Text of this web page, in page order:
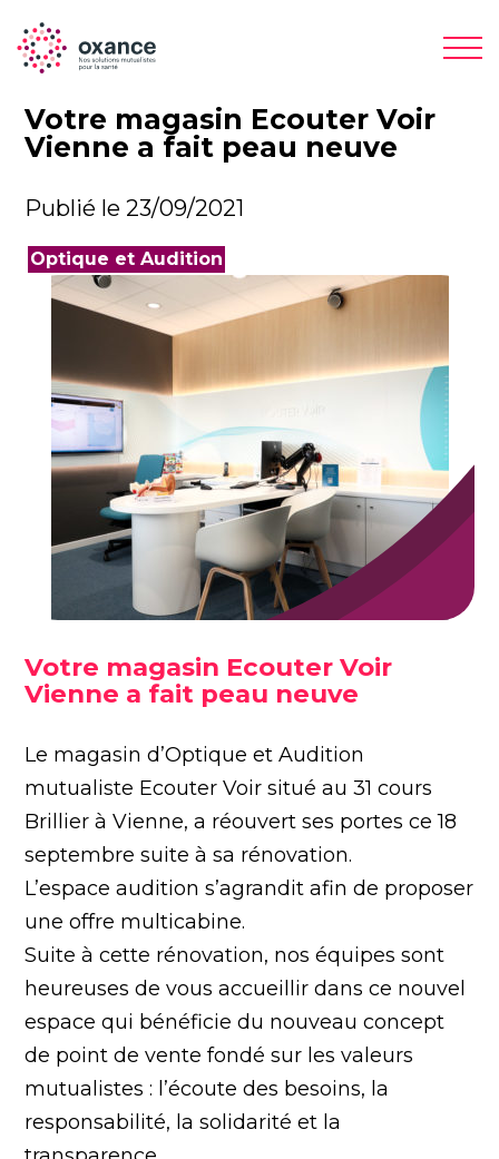
Votre magasin Ecouter Voir
Vienne a fait peau neuve
Publié le 23/09/2021
Optique et Audition
Votre magasin Ecouter Voir
Vienne a fait peau neuve
Le magasin d’Optique et Audition
mutualiste Ecouter Voir situé au 31 cours
Brillier à Vienne, a réouvert ses portes ce 18
septembre suite à sa rénovation.
L’espace audition s’agrandit afin de proposer
une offre multicabine.
Suite à cette rénovation, nos équipes sont
heureuses de vous accueillir dans ce nouvel
espace qui bénéficie du nouveau concept
de point de vente fondé sur les valeurs
mutualistes : l’écoute des besoins, la
responsabilité, la solidarité et la